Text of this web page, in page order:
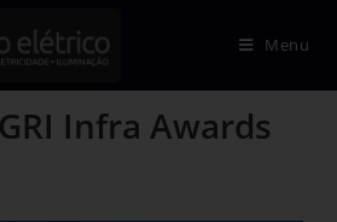
Menu
Infra Awards